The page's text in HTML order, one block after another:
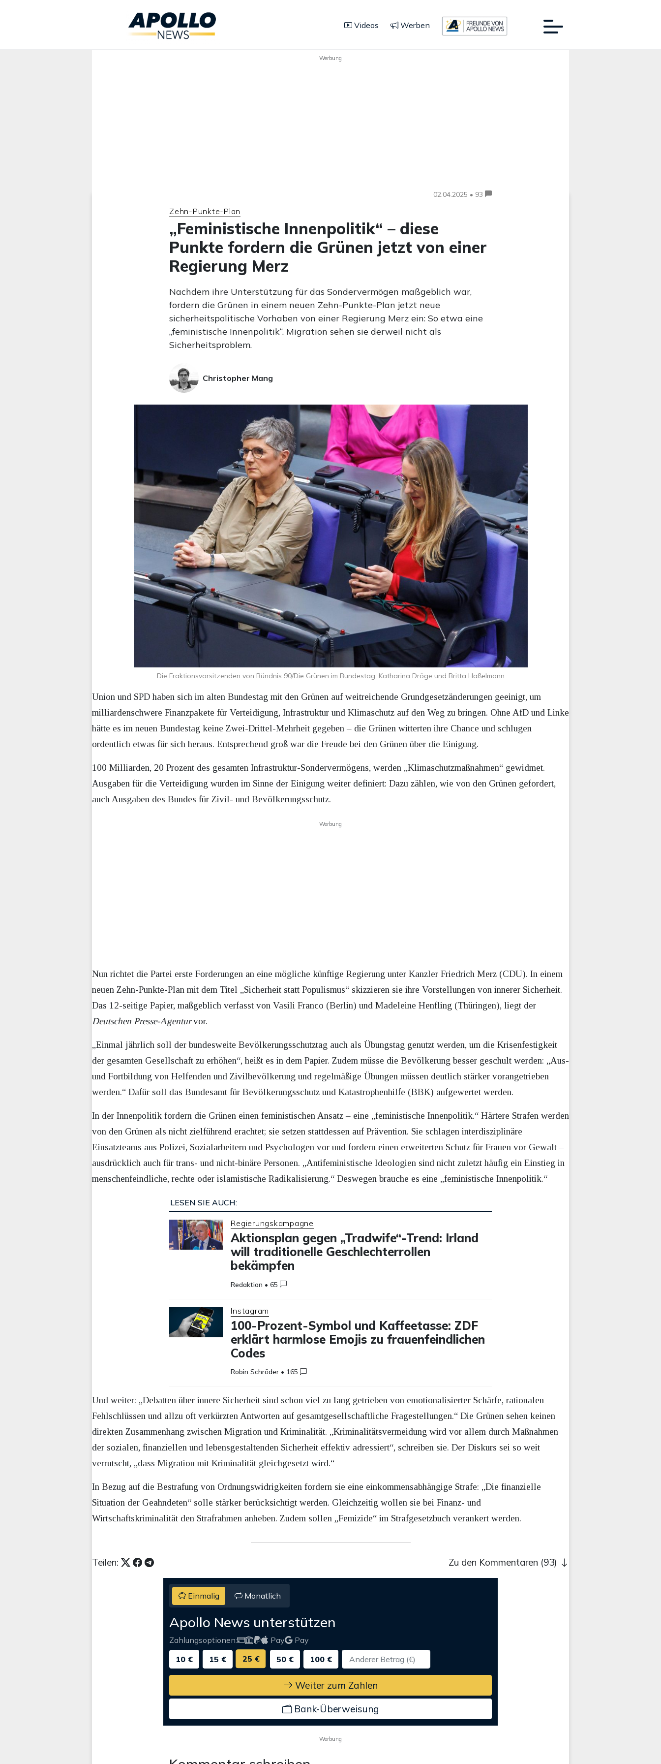
Videos Werben
Werbung
02.04.2025 • 93
Zehn-Punkte-Plan
„Feministische Innenpolitik“ – diese
Punkte fordern die Grünen jetzt von einer
Regierung Merz
Nachdem ihre Unterstützung für das Sondervermögen maßgeblich war,
fordern die Grünen in einem neuen Zehn-Punkte-Plan jetzt neue
sicherheitspolitische Vorhaben von einer Regierung Merz ein: So etwa eine
„feministische Innenpolitik“. Migration sehen sie derweil nicht als
Sicherheitsproblem.
Christopher Mang
Die Fraktionsvorsitzenden von Bündnis 90/Die Grünen im Bundestag, Katharina Dröge und Britta Haßelmann
Union und SPD haben sich im alten Bundestag mit den Grünen auf weitreichende Grundgesetzänderungen geeinigt, um
milliardenschwere Finanzpakete für Verteidigung, Infrastruktur und Klimaschutz auf den Weg zu bringen. Ohne AfD und Linke
hätte es im neuen Bundestag keine Zwei-Drittel-Mehrheit gegeben – die Grünen witterten ihre Chance und schlugen
ordentlich etwas für sich heraus. Entsprechend groß war die Freude bei den Grünen über die Einigung.
100 Milliarden, 20 Prozent des gesamten Infrastruktur-Sondervermögens, werden „Klimaschutzmaßnahmen“ gewidmet.
Ausgaben für die Verteidigung wurden im Sinne der Einigung weiter definiert: Dazu zählen, wie von den Grünen gefordert,
auch Ausgaben des Bundes für Zivil- und Bevölkerungsschutz.
Werbung
Nun richtet die Partei erste Forderungen an eine mögliche künftige Regierung unter Kanzler Friedrich Merz (CDU). In einem
neuen Zehn-Punkte-Plan mit dem Titel „Sicherheit statt Populismus“ skizzieren sie ihre Vorstellungen von innerer Sicherheit.
Das 12-seitige Papier, maßgeblich verfasst von Vasili Franco (Berlin) und Madeleine Henfling (Thüringen), liegt der
Deutschen Presse-Agenturvor.
„Einmal jährlich soll der bundesweite Bevölkerungsschutztag auch als Übungstag genutzt werden, um die Krisenfestigkeit
der gesamten Gesellschaft zu erhöhen“, heißt es in dem Papier. Zudem müsse die Bevölkerung besser geschult werden: „Aus-
und Fortbildung von Helfenden und Zivilbevölkerung und regelmäßige Übungen müssen deutlich stärker vorangetrieben
werden.“ Dafür soll das Bundesamt für Bevölkerungsschutz und Katastrophenhilfe (BBK) aufgewertet werden.
In der Innenpolitik fordern die Grünen einen feministischen Ansatz – eine „feministische Innenpolitik.“ Härtere Strafen werden
von den Grünen als nicht zielführend erachtet; sie setzen stattdessen auf Prävention. Sie schlagen interdisziplinäre
Einsatzteams aus Polizei, Sozialarbeitern und Psychologen vor und fordern einen erweiterten Schutz für Frauen vor Gewalt –
ausdrücklich auch für trans- und nicht-binäre Personen. „Antifeministische Ideologien sind nicht zuletzt häufig ein Einstieg in
menschenfeindliche, rechte oder islamistische Radikalisierung.“ Deswegen brauche es eine „feministische Innenpolitik.“
LESEN SIE AUCH:
Regierungskampagne
Aktionsplan gegen „Tradwife“-Trend: Irland
will traditionelle Geschlechterrollen
bekämpfen
Redaktion •65
Instagram
100-Prozent-Symbol und Kaffeetasse: ZDF
erklärt harmlose Emojis zu frauenfeindlichen
Codes
Robin Schröder • 165
Und weiter: „Debatten über innere Sicherheit sind schon viel zu lang getrieben von emotionalisierter Schärfe, rationalen
Fehlschlüssen und allzu oft verkürzten Antworten auf gesamtgesellschaftliche Fragestellungen.“ Die Grünen sehen keinen
direkten Zusammenhang zwischen Migration und Kriminalität. „Kriminalitätsvermeidung wird vor allem durch Maßnahmen
der sozialen, finanziellen und lebensgestaltenden Sicherheit effektiv adressiert“, schreiben sie. Der Diskurs sei so weit
verrutscht, „dass Migration mit Kriminalität gleichgesetzt wird.“
In Bezug auf die Bestrafung von Ordnungswidrigkeiten fordern sie eine einkommensabhängige Strafe: „Die finanzielle
Situation der Geahndeten“ solle stärker berücksichtigt werden. Gleichzeitig wollen sie bei Finanz- und
Wirtschaftskriminalität den Strafrahmen anheben. Zudem sollen „Femizide“ im Strafgesetzbuch verankert werden.
Teilen: Zu den Kommentaren (93)
Einmalig Monatlich
Apollo News unterstützen
Zahlungsoptionen: Pay
Pay
10 €
15 € 25 € 50 € 100 €
Weiter zum Zahlen
Bank-Überweisung
Werbung